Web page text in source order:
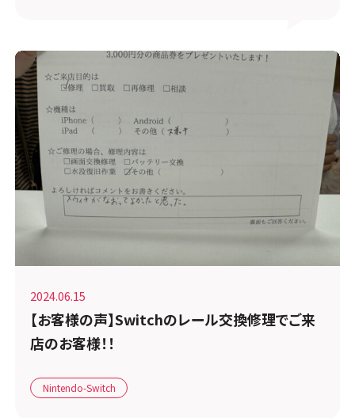
2024.06.15
【お客様の声】Switchのレール交換修理でご来
店のお客様！！
Nintendo-Switch